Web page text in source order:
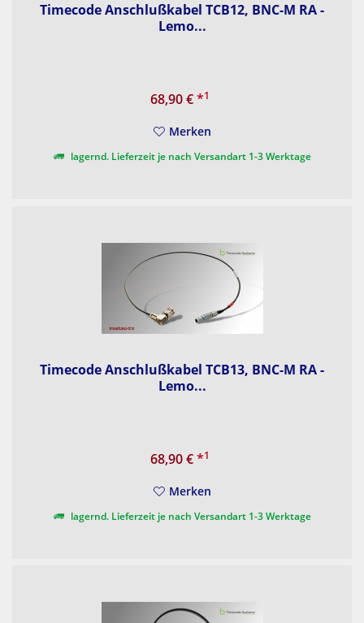
Timecode Anschlußkabel TCB12, BNC-M RA -
Lemo...
68,90 €*1
Merken
lagernd. Lieferzeit je nach Versandart 1-3 Werktage
Timecode Anschlußkabel TCB13, BNC-M RA -
Lemo...
68,90 €*1
Merken
lagernd. Lieferzeit je nach Versandart 1-3 Werktage